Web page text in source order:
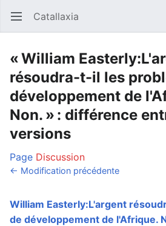
Ouvrir le menu principal Catallaxia
« William
résoudra-t-il les
développement de
Non. » : différence
versions
Page Discussion
← Modification précédente
William Easterly:L'argent
de développement de l'Afrique.